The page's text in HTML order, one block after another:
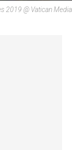
2019 @ Vatican Media